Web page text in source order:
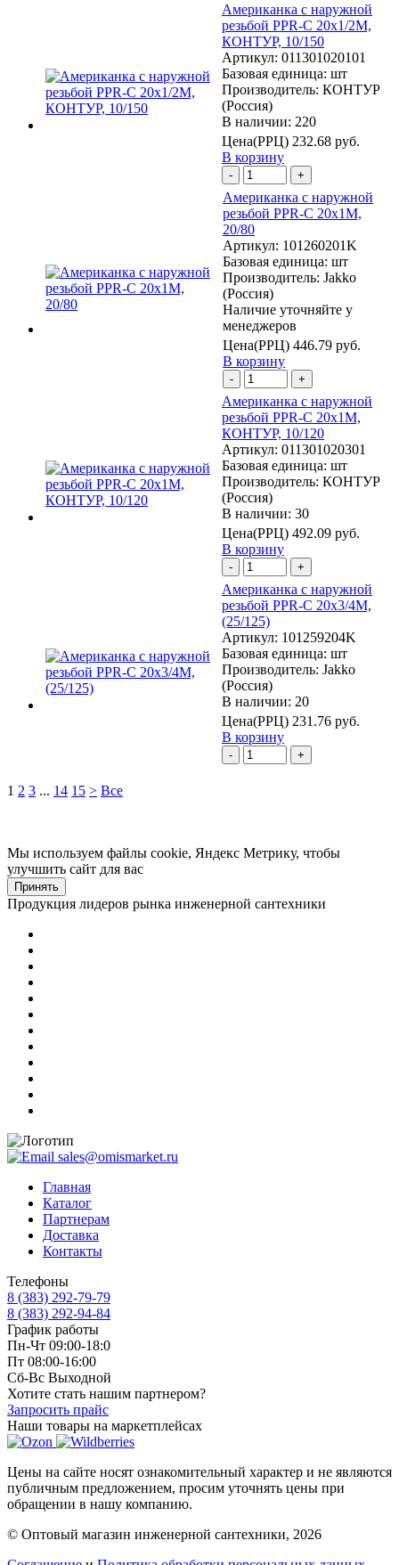
Американка с наружной
резьбой PPR-C 20х1/2М,
КОНТУР, 10/150
Артикул: 011301020101
Базовая единица: шт
Производитель: КОНТУР
(Россия)
В наличии: 220
Цена(РРЦ) 232.68 руб.
В корзину
- +
Американка с наружной
резьбой PPR-C 20х1М,
20/80
Артикул: 101260201K
Базовая единица: шт
Производитель: Jakko
(Россия)
Наличие уточняйте у
менеджеров
Цена(РРЦ) 446.79 руб.
В корзину
- +
Американка с наружной
резьбой PPR-C 20х1М,
КОНТУР, 10/120
Артикул: 011301020301
Базовая единица: шт
Производитель: КОНТУР
(Россия)
В наличии: 30
Цена(РРЦ) 492.09 руб.
В корзину
- +
Американка с наружной
резьбой PPR-C 20х3/4М,
(25/125)
Артикул: 101259204K
Базовая единица: шт
Производитель: Jakko
(Россия)
В наличии: 20
Цена(РРЦ) 231.76 руб.
В корзину
- +
1 2 3 ... 14 15 > Все
Мы используем файлы cookie, Яндекс Метрику, чтобы
улучшить сайт для вас
Принять
Продукция лидеров рынка инженерной сантехники
sales@omismarket.ru
Главная
Каталог
Партнерам
Доставка
Контакты
Телефоны
8 (383) 292-79-79
8 (383) 292-94-84
График работы
Пн-Чт 09:00-18:0
Пт 08:00-16:00
Сб-Вс Выходной
Хотите стать нашим партнером?
Запросить прайс
Наши товары на маркетплейсах
Цены на сайте носят ознакомительный характер и не являются
публичным предложением, просим уточнять цены при
обращении в нашу компанию.
© Оптовый магазин инженерной сантехники, 2026